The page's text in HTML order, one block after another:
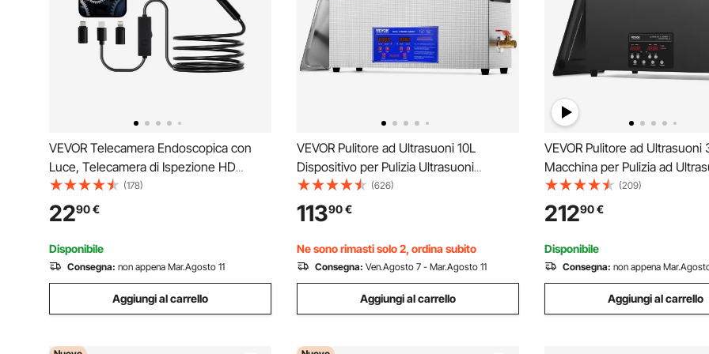
VEVOR Telecamera Endoscopica con
Luce, Telecamera di Ispezione HD
1920P con 8 + 1 Luci LED, Boroscopio a
Doppia Lente con Zoom 2X, Cavo
Serpente da 3 m Impermeabile IP67 per
Auto
(178)
2290€
Disponibile
Consegna: non appena Mar.Agosto 11
Aggiungi al carrello
VEVOR Pulitore ad Ultrasuoni 10L
Dispositivo per Pulizia Ultrasuoni
Macchina per Pulizia ad Ultrasuoni da
300W con Timer Riscaldatore, Pulitore
Digitale da 40 kHz con Cestello per Parti
Gioielli
(626)
11390€
Ne sono rimasti solo 2, ordina subito
Consegna: Ven.Agosto 7 - Mar.Agosto 11
Aggiungi al carrello
VEVOR Pulitore ad Ultrasuoni
Macchina per Pulizia ad
Digitale 600W con
Delicata, Pulitore ad Ultrasuoni
Industriale da 40kHz con
Riscaldatore per Gioielli
(209)
21290€
Disponibile
Consegna: non appena
Aggiungi al carrello